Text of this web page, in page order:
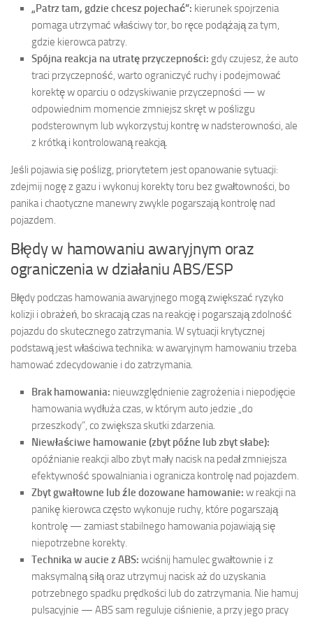
„Patrz tam, gdzie chcesz pojechać”: kierunek spojrzenia
pomaga utrzymać właściwy tor, bo ręce podążają za tym,
gdzie kierowca patrzy.
Spójna reakcja na utratę przyczepności: gdy czujesz, że auto
traci przyczepność, warto ograniczyć ruchy i podejmować
korektę w oparciu o odzyskiwanie przyczepności — w
odpowiednim momencie zmniejsz skręt w poślizgu
podsterownym lub wykorzystuj kontrę w nadsterowności, ale
z krótką i kontrolowaną reakcją.
Jeśli pojawia się poślizg, priorytetem jest opanowanie sytuacji:
zdejmij nogę z gazu i wykonuj korekty toru bez gwałtowności, bo
panika i chaotyczne manewry zwykle pogarszają kontrolę nad
pojazdem.
Błędy w hamowaniu awaryjnym oraz
ograniczenia w działaniu ABS/ESP
Błędy podczas hamowania awaryjnego mogą zwiększać ryzyko
kolizji i obrażeń, bo skracają czas na reakcję i pogarszają zdolność
pojazdu do skutecznego zatrzymania. W sytuacji krytycznej
podstawą jest właściwa technika: w awaryjnym hamowaniu trzeba
hamować zdecydowanie i do zatrzymania.
Brak hamowania: nieuwzględnienie zagrożenia i niepodjęcie
hamowania wydłuża czas, w którym auto jedzie „do
przeszkody”, co zwiększa skutki zdarzenia.
Niewłaściwe hamowanie (zbyt późne lub zbyt słabe):
opóźnianie reakcji albo zbyt mały nacisk na pedał zmniejsza
efektywność spowalniania i ogranicza kontrolę nad pojazdem.
Zbyt gwałtowne lub źle dozowane hamowanie: w reakcji na
panikę kierowca często wykonuje ruchy, które pogarszają
kontrolę — zamiast stabilnego hamowania pojawiają się
niepotrzebne korekty.
Technika w aucie z ABS: wciśnij hamulec gwałtownie i z
maksymalną siłą oraz utrzymuj nacisk aż do uzyskania
potrzebnego spadku prędkości lub do zatrzymania. Nie hamuj
pulsacyjnie — ABS sam reguluje ciśnienie, a przy jego pracy